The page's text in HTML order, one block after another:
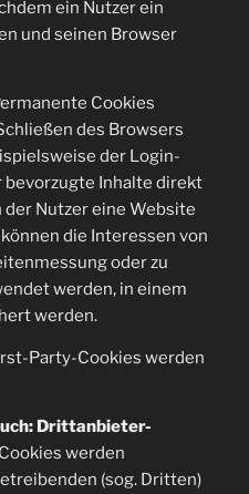
ein Nutzer ein
und seinen Browser
Cookies
des Browsers
der Login-
Inhalte direkt
Nutzer eine Website
die Interessen von
oder zu
werden, in einem
werden.
Party-Cookies werden
Drittanbieter-
werden
(sog. Dritten)